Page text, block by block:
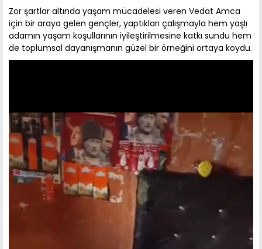
Zor şartlar altında yaşam mücadelesi veren Vedat Amca
için bir araya gelen gençler, yaptıkları çalışmayla hem yaşlı
adamın yaşam koşullarının iyileştirilmesine katkı sundu hem
de toplumsal dayanışmanın güzel bir örneğini ortaya koydu.